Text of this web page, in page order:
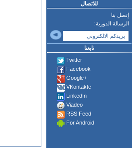
للاتصال
إتصل بنا
الرسالة الدورية:
تابعنا
Twitter
Facebook
Google+
VKontakte
LinkedIn
Viadeo
RSS Feed
For Android